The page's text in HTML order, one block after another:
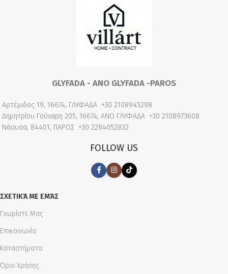
GLYFADA - ANO GLYFADA -PAROS
Αρτέμιδος 19, 16674, ΓΛΥΦΑΔΑ +30 2108945298
Δημητρίου Γούναρη 205, 16674, ΑΝΩ ΓΛΥΦΑΔΑ +30 2108973608
Νάουσα, 84401, ΠΑΡΟΣ +30 2284052832
FOLLOW US
ΣΧΕΤΙΚΆ ΜΕ ΕΜΆΣ
Γνωρίστε Μας
Επικοινωνία
Καταστήματα
Όροι Χρήσης